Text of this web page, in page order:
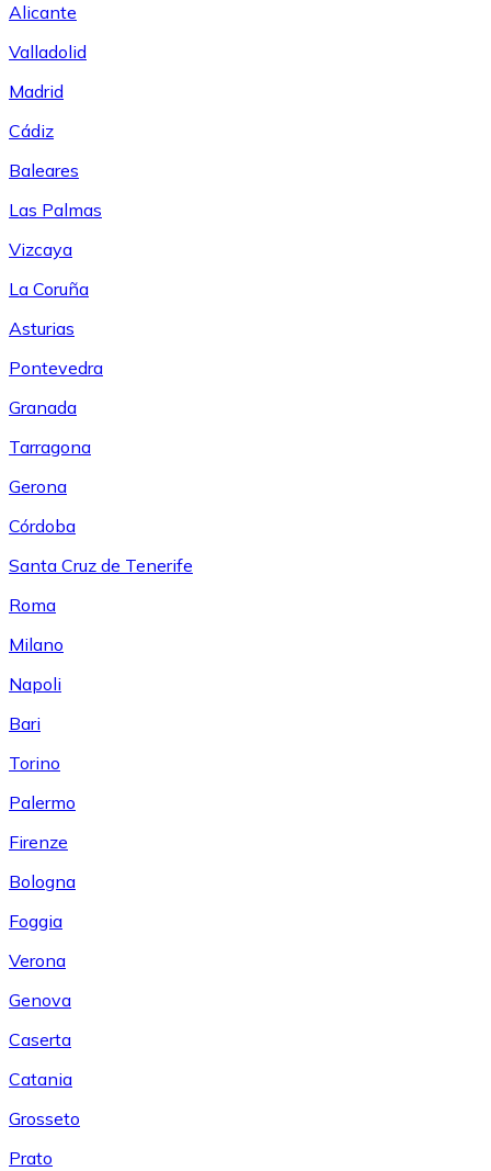
Alicante
Valladolid
Madrid
Cádiz
Baleares
Las Palmas
Vizcaya
La Coruña
Asturias
Pontevedra
Granada
Tarragona
Gerona
Córdoba
Santa Cruz de Tenerife
Roma
Milano
Napoli
Bari
Torino
Palermo
Firenze
Bologna
Foggia
Verona
Genova
Caserta
Catania
Grosseto
Prato